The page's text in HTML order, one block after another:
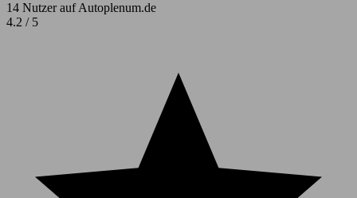
14 Nutzer auf Autoplenum.de
4.2 / 5